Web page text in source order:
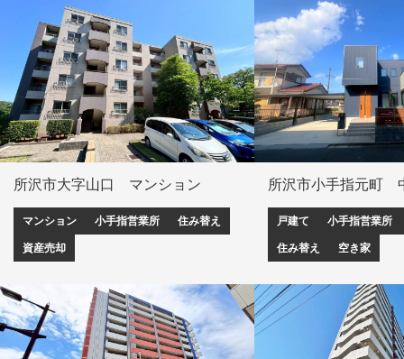
所沢市大字山口 マンション
マンション 小手指営業所 住み替え
資産売却
所沢市小手指元町
戸建て 小手指営業所
住み替え 空き家